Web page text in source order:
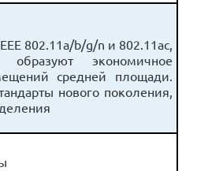
802.11a/b/g/n и 802.11ac,
экономичное
средней площади.
нового поколения,